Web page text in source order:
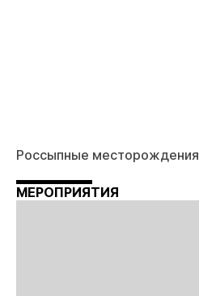
Россыпные месторождения
МЕРОПРИЯТИЯ